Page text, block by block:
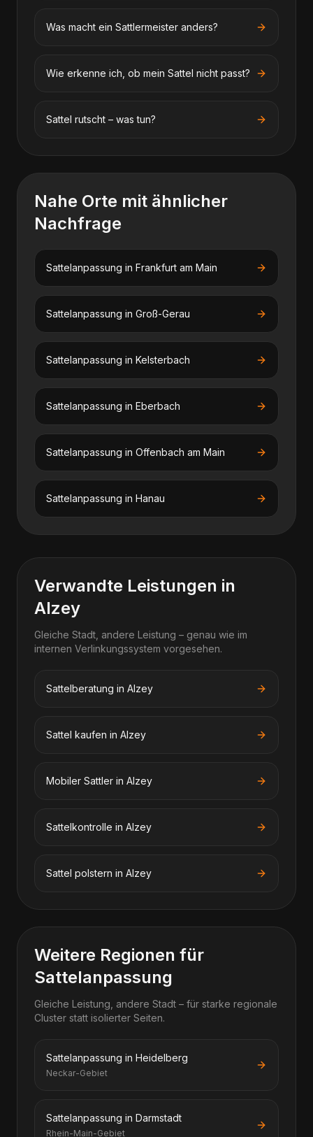
Was macht ein Sattlermeister anders?
Wie erkenne ich, ob mein Sattel nicht passt?
Sattel rutscht – was tun?
Nahe Orte mit ähnlicher
Nachfrage
Sattelanpassung in Frankfurt am Main
Sattelanpassung in Groß-Gerau
Sattelanpassung in Kelsterbach
Sattelanpassung in Eberbach
Sattelanpassung in Offenbach am Main
Sattelanpassung in Hanau
Verwandte Leistungen in
Alzey
Gleiche Stadt, andere Leistung – genau wie im
internen Verlinkungssystem vorgesehen.
Sattelberatung in Alzey
Sattel kaufen in Alzey
Mobiler Sattler in Alzey
Sattelkontrolle in Alzey
Sattel polstern in Alzey
Weitere Regionen für
Sattelanpassung
Gleiche Leistung, andere Stadt – für starke regionale
Cluster statt isolierter Seiten.
Sattelanpassung in Heidelberg
Neckar-Gebiet
Sattelanpassung in Darmstadt
Rhein-Main-Gebiet